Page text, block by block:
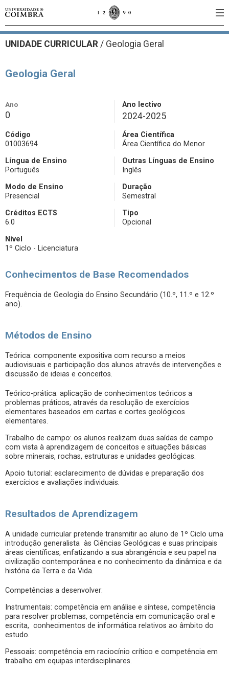
UNIDADE CURRICULAR / Geologia Geral
Geologia Geral
Ano
0
Ano lectivo
2024-2025
Código
01003694
Área Científica
Área Científica do Menor
Língua de Ensino
Português
Outras Línguas de Ensino
Inglês
Modo de Ensino
Presencial
Duração
Semestral
Créditos ECTS
6.0
Tipo
Opcional
Nível
1º Ciclo - Licenciatura
Conhecimentos de Base Recomendados
Frequência de Geologia do Ensino Secundário (10.º, 11.º e 12.º
ano).
Métodos de Ensino
Teórica: componente expositiva com recurso a meios
audiovisuais e participação dos alunos através de intervenções e
discussão de ideias e conceitos.
Teórico-prática: aplicação de conhecimentos teóricos a
problemas práticos, através da resolução de exercícios
elementares baseados em cartas e cortes geológicos
elementares.
Trabalho de campo: os alunos realizam duas saídas de campo
com vista à aprendizagem de conceitos e situações básicas
sobre minerais, rochas, estruturas e unidades geológicas.
Apoio tutorial: esclarecimento de dúvidas e preparação dos
exercícios e avaliações individuais.
Resultados de Aprendizagem
A unidade curricular pretende transmitir ao aluno de 1º Ciclo uma
introdução generalista às Ciências Geológicas e suas principais
áreas científicas, enfatizando a sua abrangência e seu papel na
civilização contemporânea e no conhecimento da dinâmica e da
história da Terra e da Vida.
Competências a desenvolver:
Instrumentais: competência em análise e síntese, competência
para resolver problemas, competência em comunicação oral e
escrita, conhecimentos de informática relativos ao âmbito do
estudo.
Pessoais: competência em raciocínio crítico e competência em
trabalho em equipas interdisciplinares.